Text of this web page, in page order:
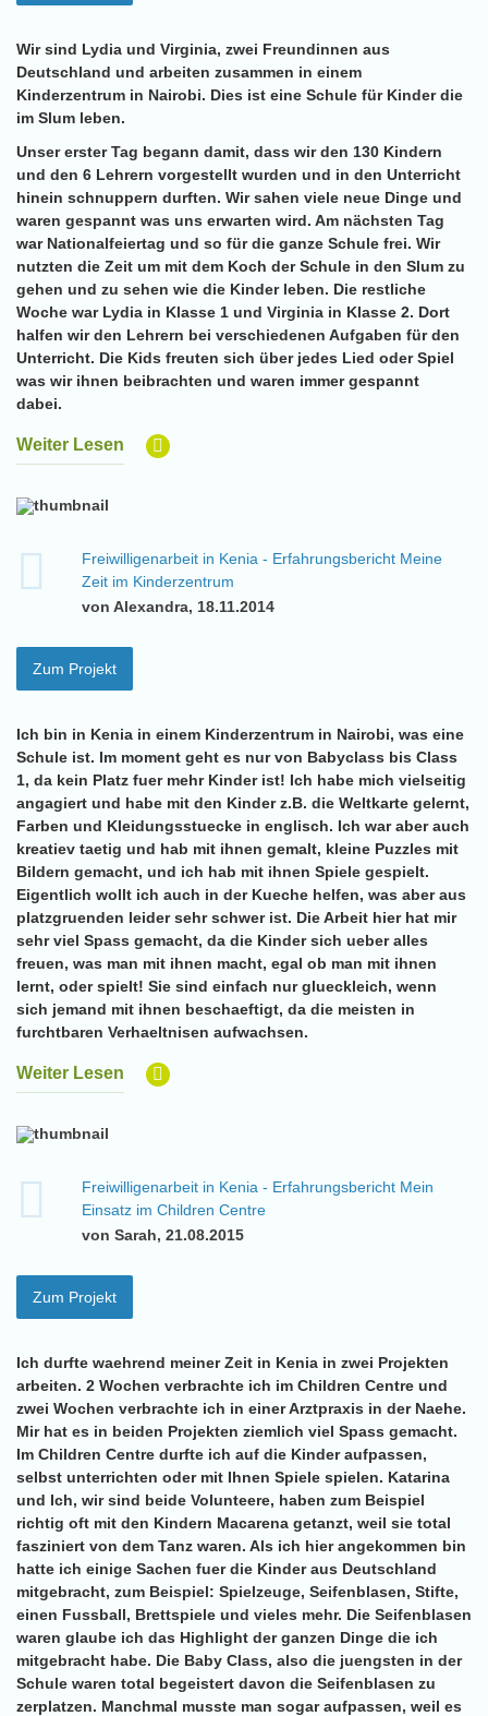
Wir sind Lydia und Virginia, zwei Freundinnen aus
Deutschland und arbeiten zusammen in einem
Kinderzentrum in Nairobi. Dies ist eine Schule für Kinder die
im Slum leben.
Unser erster Tag begann damit, dass wir den 130 Kindern
und den 6 Lehrern vorgestellt wurden und in den Unterricht
hinein schnuppern durften. Wir sahen viele neue Dinge und
waren gespannt was uns erwarten wird. Am nächsten Tag
war Nationalfeiertag und so für die ganze Schule frei. Wir
nutzten die Zeit um mit dem Koch der Schule in den Slum zu
gehen und zu sehen wie die Kinder leben. Die restliche
Woche war Lydia in Klasse 1 und Virginia in Klasse 2. Dort
halfen wir den Lehrern bei verschiedenen Aufgaben für den
Unterricht. Die Kids freuten sich über jedes Lied oder Spiel
was wir ihnen beibrachten und waren immer gespannt
dabei.
Weiter Lesen
Freiwilligenarbeit in Kenia - Erfahrungsbericht Meine
Zeit im Kinderzentrum
von Alexandra, 18.11.2014
Zum Projekt
Ich bin in Kenia in einem Kinderzentrum in Nairobi, was eine
Schule ist. Im moment geht es nur von Babyclass bis Class
1, da kein Platz fuer mehr Kinder ist! Ich habe mich vielseitig
angagiert und habe mit den Kinder z.B. die Weltkarte gelernt,
Farben und Kleidungsstuecke in englisch. Ich war aber auch
kreatiev taetig und hab mit ihnen gemalt, kleine Puzzles mit
Bildern gemacht, und ich hab mit ihnen Spiele gespielt.
Eigentlich wollt ich auch in der Kueche helfen, was aber aus
platzgruenden leider sehr schwer ist. Die Arbeit hier hat mir
sehr viel Spass gemacht, da die Kinder sich ueber alles
freuen, was man mit ihnen macht, egal ob man mit ihnen
lernt, oder spielt! Sie sind einfach nur glueckleich, wenn
sich jemand mit ihnen beschaeftigt, da die meisten in
furchtbaren Verhaeltnisen aufwachsen.
Weiter Lesen
Freiwilligenarbeit in Kenia - Erfahrungsbericht Mein
Einsatz im Children Centre
von Sarah, 21.08.2015
Zum Projekt
Ich durfte waehrend meiner Zeit in Kenia in zwei Projekten
arbeiten. 2 Wochen verbrachte ich im Children Centre und
zwei Wochen verbrachte ich in einer Arztpraxis in der Naehe.
Mir hat es in beiden Projekten ziemlich viel Spass gemacht.
Im Children Centre durfte ich auf die Kinder aufpassen,
selbst unterrichten oder mit Ihnen Spiele spielen. Katarina
und Ich, wir sind beide Volunteere, haben zum Beispiel
richtig oft mit den Kindern Macarena getanzt, weil sie total
fasziniert von dem Tanz waren. Als ich hier angekommen bin
hatte ich einige Sachen fuer die Kinder aus Deutschland
mitgebracht, zum Beispiel: Spielzeuge, Seifenblasen, Stifte,
einen Fussball, Brettspiele und vieles mehr. Die Seifenblasen
waren glaube ich das Highlight der ganzen Dinge die ich
mitgebracht habe. Die Baby Class, also die juengsten in der
Schule waren total begeistert davon die Seifenblasen zu
zerplatzen. Manchmal musste man sogar aufpassen, weil es